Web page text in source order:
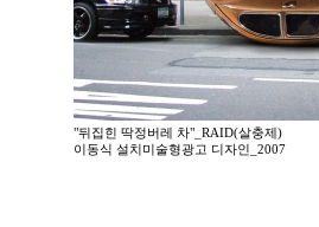
"뒤집힌 딱정버레 차"_RAID(살충제)
이동식 설치미술형광고 디자인_2007